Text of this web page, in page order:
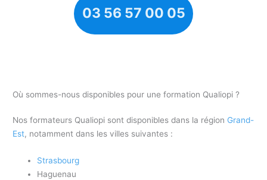
03 56 57 00 05
Où sommes-nous disponibles pour une formation Qualiopi ?
Nos formateurs Qualiopi sont disponibles dans la région Grand-
Est, notamment dans les villes suivantes :
Strasbourg
Haguenau